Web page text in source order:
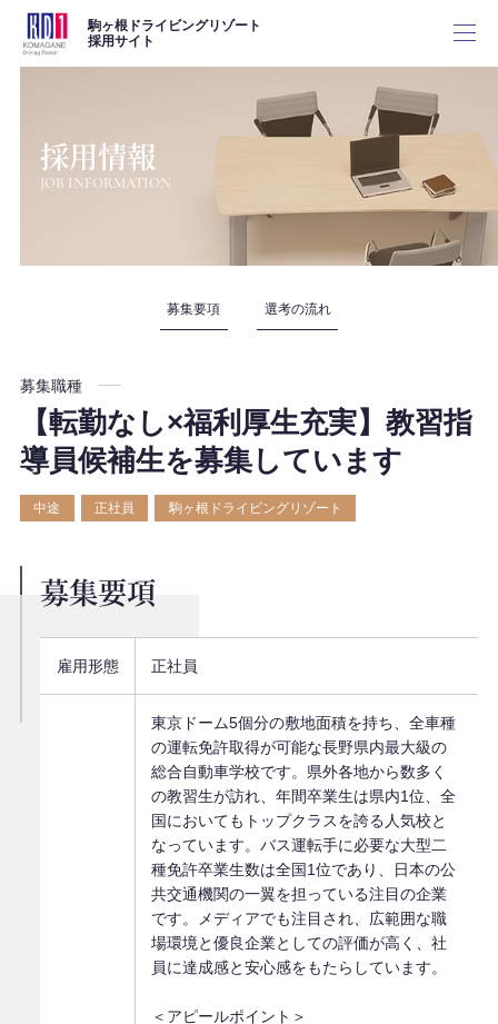
駒ヶ根ドライビングリゾート
採用サイト
採用情報
JOB INFORMATION
募集要項 選考の流れ
募集職種
【転勤なし×福利厚生充実】教習指
導員候補生を募集しています
中途 正社員 駒ヶ根ドライビングリゾート
募集要項
雇用形態 正社員
東京ドーム5個分の敷地面積を持ち、全車種
の運転免許取得が可能な長野県内最大級の
総合自動車学校です。県外各地から数多く
の教習生が訪れ、年間卒業生は県内1位、全
国においてもトップクラスを誇る人気校と
なっています。バス運転手に必要な大型二
種免許卒業生数は全国1位であり、日本の公
共交通機関の一翼を担っている注目の企業
です。メディアでも注目され、広範囲な職
場環境と優良企業としての評価が高く、社
員に達成感と安心感をもたらしています。
＜アピールポイント＞
ホーム
お問い合わせ